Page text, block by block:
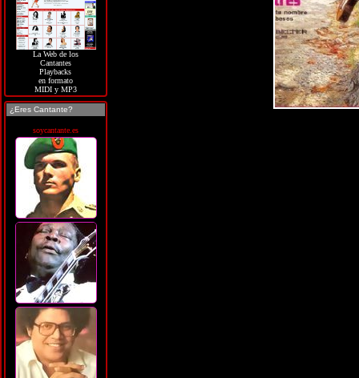
La Web de los
Cantantes
Playbacks
en formato
MIDI y MP3
¿Eres Cantante?
soycantante.es